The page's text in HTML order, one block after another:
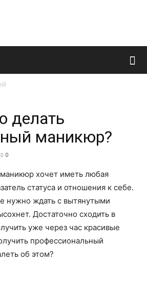
Французский
все
о
делать
маникюр?
0
хочет иметь любая
статуса и отношения к себе.
нужно ждать с вытянутыми
Достаточно сходить в
уже через час красивые
профессиональный
об этом?